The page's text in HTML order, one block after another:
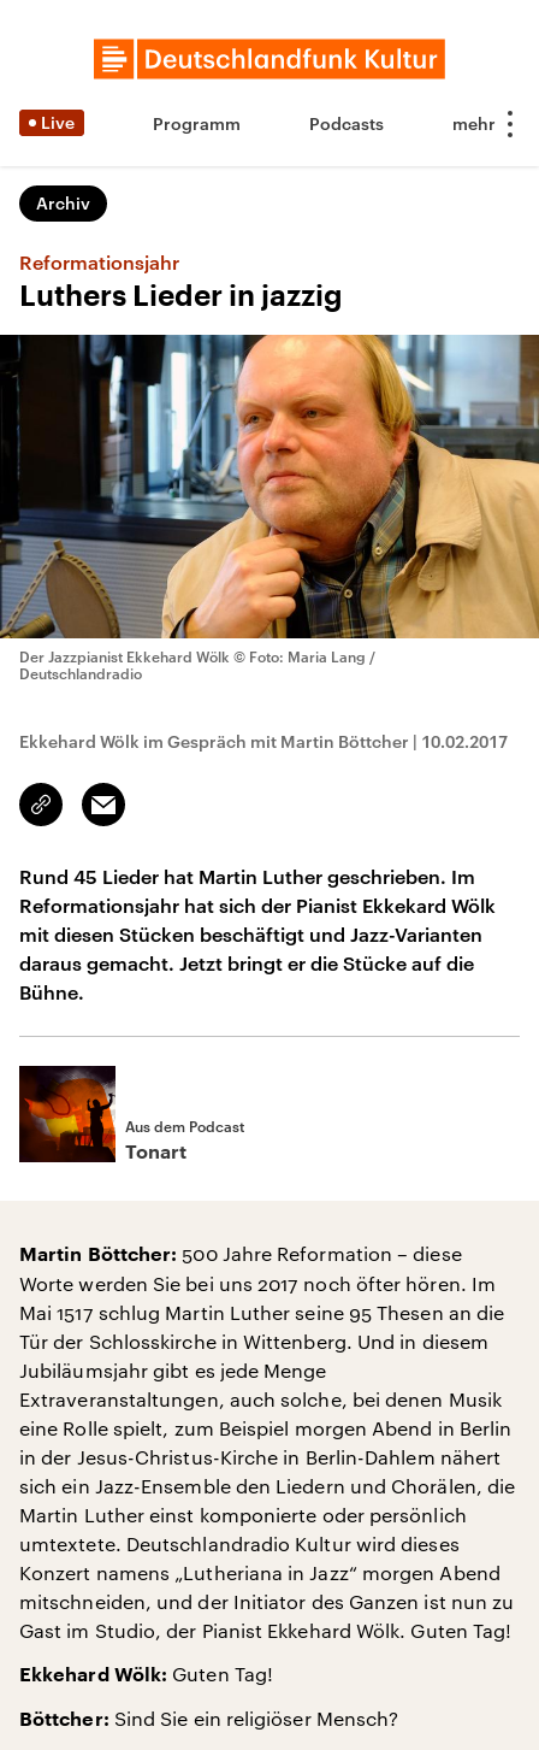
Live Programm Podcasts
Archiv
Reformationsjahr
Luthers Lieder in jazzig
Der Jazzpianist Ekkehard Wölk © Foto: Maria Lang /
Deutschlandradio
Ekkehard Wölk im Gespräch mit Martin Böttcher | 10.02.2017
Link
kopieren/teilen
Email
Rund 45 Lieder hat Martin Luther geschrieben. Im
Reformationsjahr hat sich der Pianist Ekkekard Wölk
mit diesen Stücken beschäftigt und Jazz-Varianten
daraus gemacht. Jetzt bringt er die Stücke auf die
Bühne.
Aus dem Podcast
Tonart
Martin Böttcher: 500 Jahre Reformation – diese
Worte werden Sie bei uns 2017 noch öfter hören. Im
Mai 1517 schlug Martin Luther seine 95 Thesen an die
Tür der Schlosskirche in Wittenberg. Und in diesem
Jubiläumsjahr gibt es jede Menge
Extraveranstaltungen, auch solche, bei denen Musik
eine Rolle spielt, zum Beispiel morgen Abend in Berlin
in der Jesus-Christus-Kirche in Berlin-Dahlem nähert
sich ein Jazz-Ensemble den Liedern und Chorälen, die
Martin Luther einst komponierte oder persönlich
umtextete. Deutschlandradio Kultur wird dieses
Konzert namens „Lutheriana in Jazz“ morgen Abend
mitschneiden, und der Initiator des Ganzen ist nun zu
Gast im Studio, der Pianist Ekkehard Wölk. Guten Tag!
Ekkehard Wölk: Guten Tag!
Böttcher: Sind Sie ein religiöser Mensch?